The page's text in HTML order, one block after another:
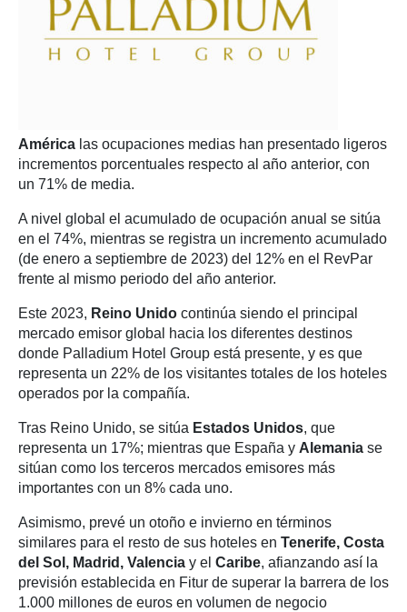
América las ocupaciones medias han presentado ligeros
incrementos porcentuales respecto al año anterior, con
un 71% de media.
A nivel global el acumulado de ocupación anual se sitúa
en el 74%, mientras se registra un incremento acumulado
(de enero a septiembre de 2023) del 12% en el RevPar
frente al mismo periodo del año anterior.
Este 2023, Reino Unido continúa siendo el principal
mercado emisor global hacia los diferentes destinos
donde Palladium Hotel Group está presente, y es que
representa un 22% de los visitantes totales de los hoteles
operados por la compañía.
Tras Reino Unido, se sitúa Estados Unidos, que
representa un 17%; mientras que España y Alemania se
sitúan como los terceros mercados emisores más
importantes con un 8% cada uno.
Asimismo, prevé un otoño e invierno en términos
similares para el resto de sus hoteles en Tenerife, Costa
del Sol, Madrid, Valencia y el Caribe, afianzando así la
previsión establecida en Fitur de superar la barrera de los
1.000 millones de euros en volumen de negocio